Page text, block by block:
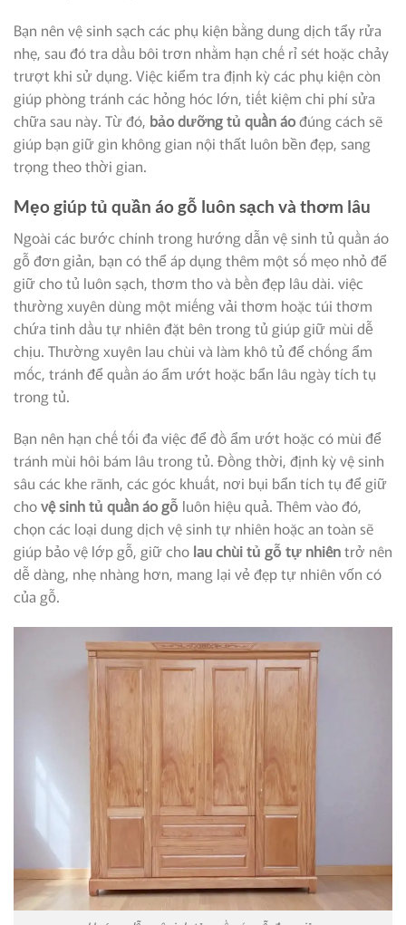
Bạn nên vệ sinh sạch các phụ kiện bằng dung dịch tẩy rửa
nhẹ, sau đó tra dầu bôi trơn nhằm hạn chế rỉ sét hoặc chảy
trượt khi sử dụng. Việc kiểm tra định kỳ các phụ kiện còn
giúp phòng tránh các hỏng hóc lớn, tiết kiệm chi phí sửa
chữa sau này. Từ đó, bảo dưỡng tủ quần áođúng cách sẽ
giúp bạn giữ gìn không gian nội thất luôn bền đẹp, sang
trọng theo thời gian.
Mẹo giúp tủ quần áo gỗ luôn sạch và thơm lâu
Ngoài các bước chính trong hướng dẫn vệ sinh tủ quần áo
gỗ đơn giản, bạn có thể áp dụng thêm một số mẹo nhỏ để
giữ cho tủ luôn sạch, thơm tho và bền đẹp lâu dài. việc
thường xuyên dùng một miếng vải thơm hoặc túi thơm
chứa tinh dầu tự nhiên đặt bên trong tủ giúp giữ mùi dễ
chịu. Thường xuyên lau chùi và làm khô tủ để chống ẩm
mốc, tránh để quần áo ẩm ướt hoặc bẩn lâu ngày tích tụ
trong tủ.
Bạn nên hạn chế tối đa việc để đồ ẩm ướt hoặc có mùi để
tránh mùi hôi bám lâu trong tủ. Đồng thời, định kỳ vệ sinh
sâu các khe rãnh, các góc khuất, nơi bụi bẩn tích tụ để giữ
chovệ sinh tủ quần áo gỗ luôn hiệu quả. Thêm vào đó,
chọn các loại dung dịch vệ sinh tự nhiên hoặc an toàn sẽ
giúp bảo vệ lớp gỗ, giữ cho lau chùi tủ gỗ tự nhiêntrở nên
dễ dàng, nhẹ nhàng hơn, mang lại vẻ đẹp tự nhiên vốn có
của gỗ.